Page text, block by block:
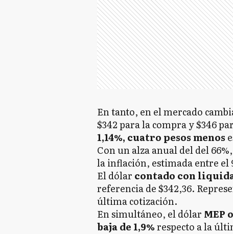
En tanto, en el mercado
$342 para la compra y $346
1,14%, cuatro pesos menos
Con un alza anual del del
la inflación, estimada entre el
El dólar contado con
referencia de $342,36.
última cotización.
En simultáneo, el dólar MEP
baja de 1,9%respecto a la